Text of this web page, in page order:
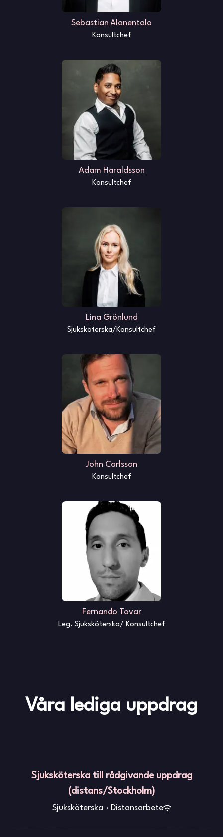
Sebastian Alanentalo
Konsultchef
Adam Haraldsson
Konsultchef
Lina Grönlund
Sjuksköterska/Konsultchef
John Carlsson
Konsultchef
Fernando Tovar
Leg. Sjuksköterska/ Konsultchef
Våra lediga uppdrag
Sjuksköterska till rådgivande uppdrag
(distans/Stockholm)
Sjuksköterska · Distansarbete